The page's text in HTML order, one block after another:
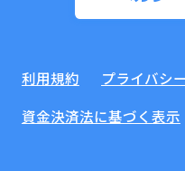
利用規約 プライバシ
資金決済法に基づく表示